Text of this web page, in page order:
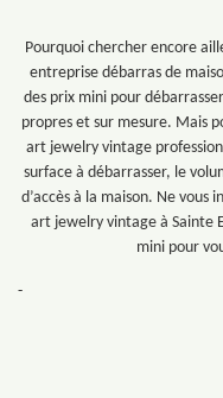
Pourquoi chercher encore
entreprise débarras de
des prix mini pour
propres et sur mesure. Mais
art jewelry vintage
surface à débarrasser, le
d’accès à la maison. Ne vous
art jewelry vintage à Sainte
mini pour
-